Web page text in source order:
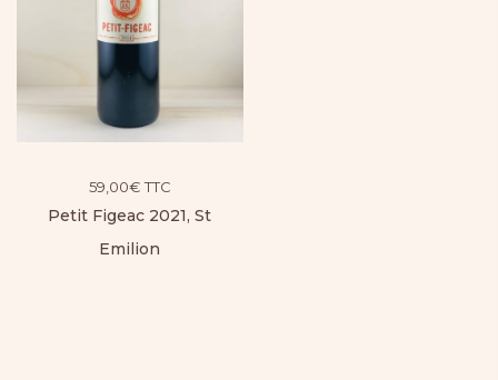
59,00€ TTC
Petit Figeac 2021, St
Emilion